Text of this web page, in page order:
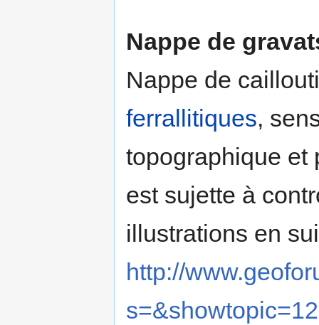
Nappe de
Nappe de
ferrallitiques,
topographique et
est sujette à
illustrations en
http://